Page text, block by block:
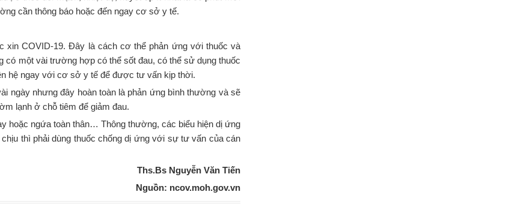
cần thông báo hoặc đến ngay cơ sở y tế.
xin COVID-19. Đây là cách cơ thể phản ứng với thuốc và
một vài trường hợp có thể sốt đau, có thể sử dụng thuốc
hệ ngay với cơ sở y tế để được tư vấn kịp thời.
ngày nhưng đây hoàn toàn là phản ứng bình thường và sẽ
lạnh ở chỗ tiêm để giảm đau.
hoặc ngứa toàn thân… Thông thường, các biểu hiện dị ứng
thì phải dùng thuốc chống dị ứng với sự tư vấn của cán
Ths.Bs Nguyễn Văn Tiến
Nguồn: ncov.moh.gov.vn